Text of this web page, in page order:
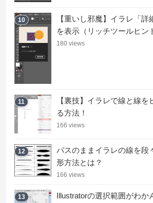
10
【重いし邪魔】イラレ「詳
を表示（リッチツールヒン
180 views
11
【裏技】イラレで線と線
る方法！
166 views
12
パスのままイラレの線を段
形方法とは？
166 views
13
Illustratorの選択範囲がわか